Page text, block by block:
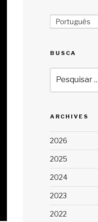
Português
BUSCA
por:
ARCHIVES
2026
2025
2024
2023
2022